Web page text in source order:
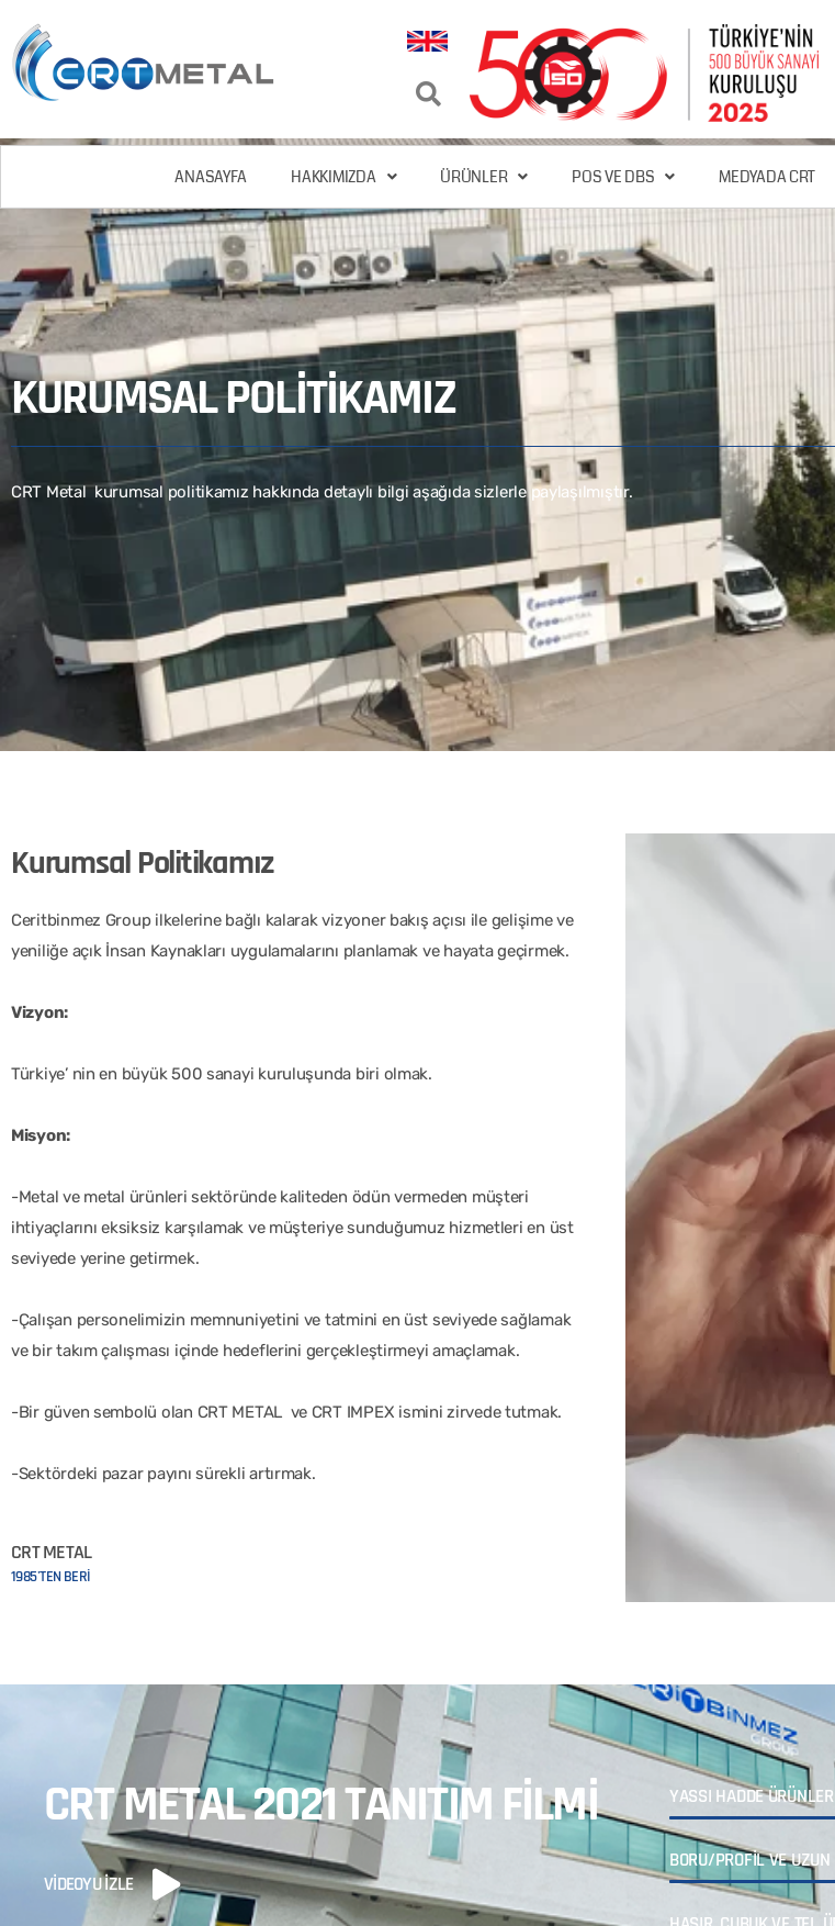
ANASAYFA HAKKIMIZDA ÜRÜNLER POS VE DBS MEDYADA CRT
KURUMSAL POLİTİKAMIZ
CRT Metal kurumsal politikamız hakkında detaylı bilgi aşağıda sizlerle paylaşılmıştır.
Kurumsal Politikamız
Ceritbinmez Group ilkelerine bağlı kalarak vizyoner bakış açısı ile gelişime ve
yeniliğe açık İnsan Kaynakları uygulamalarını planlamak ve hayata geçirmek.
Vizyon:
Türkiye’ nin en büyük 500 sanayi kuruluşunda biri olmak.
Misyon:
-Metal ve metal ürünleri sektöründe kaliteden ödün vermeden müşteri
ihtiyaçlarını eksiksiz karşılamak ve müşteriye sunduğumuz hizmetleri en üst
seviyede yerine getirmek.
-Çalışan personelimizin memnuniyetini ve tatmini en üst seviyede sağlamak
ve bir takım çalışması içinde hedeflerini gerçekleştirmeyi amaçlamak.
-Bir güven sembolü olan CRT METAL ve CRT IMPEX ismini zirvede tutmak.
-Sektördeki pazar payını sürekli artırmak.
CRT METAL
1985'TEN BERİ
CRT METAL 2021 TANITIM FİLMİ
VİDEOYU İZLE
YASSI HADDE
BORU/PROFİL VE